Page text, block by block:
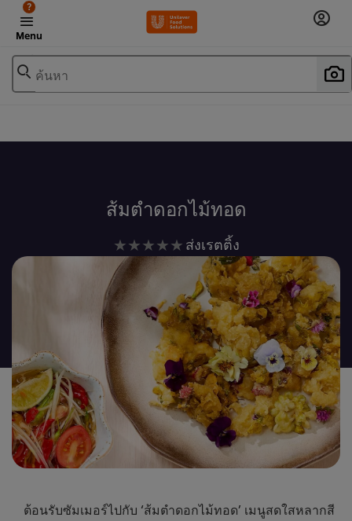
Menu
?
ค้นหา
ส้มตำดอกไม้ทอด
ไม่มี
การ
คะแนน
สำหรับ
recipe
นี้
ส่งเรตติ้ง
ต้อนรับซัมเมอร์ไปกับ ‘ส้มตำดอกไม้ทอด’ เมนูสดใสหลากสี